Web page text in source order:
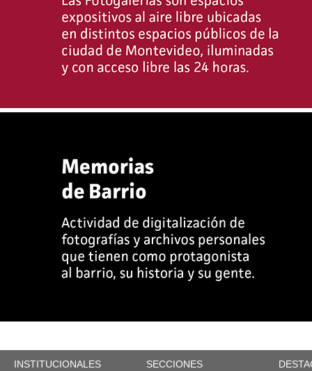
INSTITUCIONALES SECCIONES